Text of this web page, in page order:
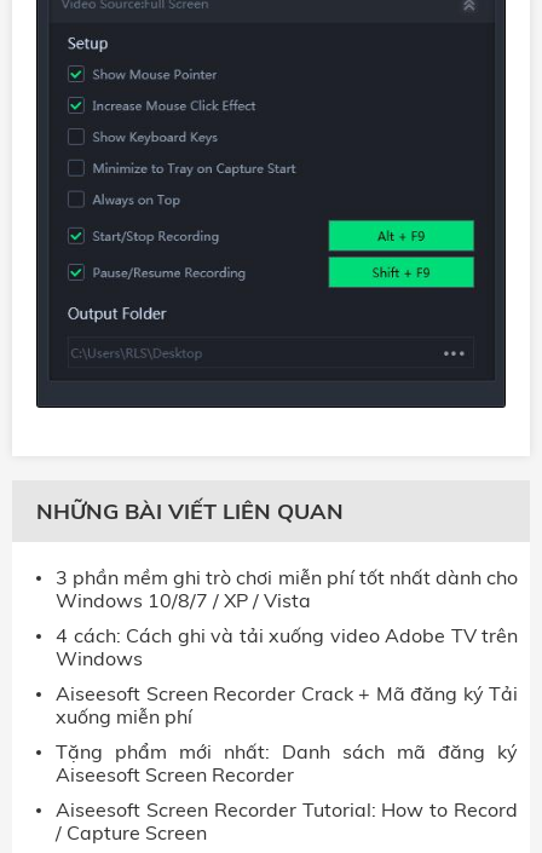
NHỮNG BÀI VIẾT LIÊN QUAN
3 phần mềm ghi trò chơi miễn phí tốt nhất dành cho
Windows 10/8/7 / XP / Vista
4 cách: Cách ghi và tải xuống video Adobe TV trên
Windows
Aiseesoft Screen Recorder Crack + Mã đăng ký Tải
xuống miễn phí
Tặng phẩm mới nhất: Danh sách mã đăng ký
Aiseesoft Screen Recorder
Aiseesoft Screen Recorder Tutorial: How to Record
/ Capture Screen